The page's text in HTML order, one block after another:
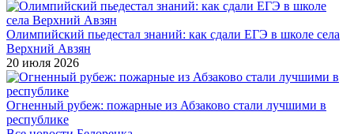
Олимпийский пьедестал знаний: как сдали ЕГЭ в школе села
Верхний Авзян
20 июля 2026
Огненный рубеж: пожарные из Абзаково стали лучшими в
республике